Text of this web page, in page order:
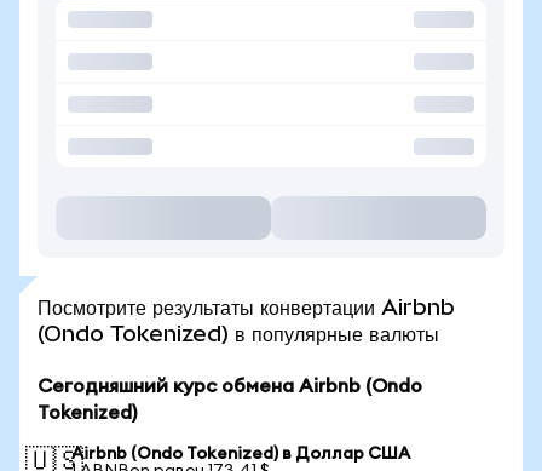
Посмотрите результаты конвертации Airbnb
(Ondo Tokenized) в популярные валюты
Сегодняшний курс обмена Airbnb (Ondo
Tokenized)
🇺🇸Airbnb (Ondo Tokenized) в Доллар США